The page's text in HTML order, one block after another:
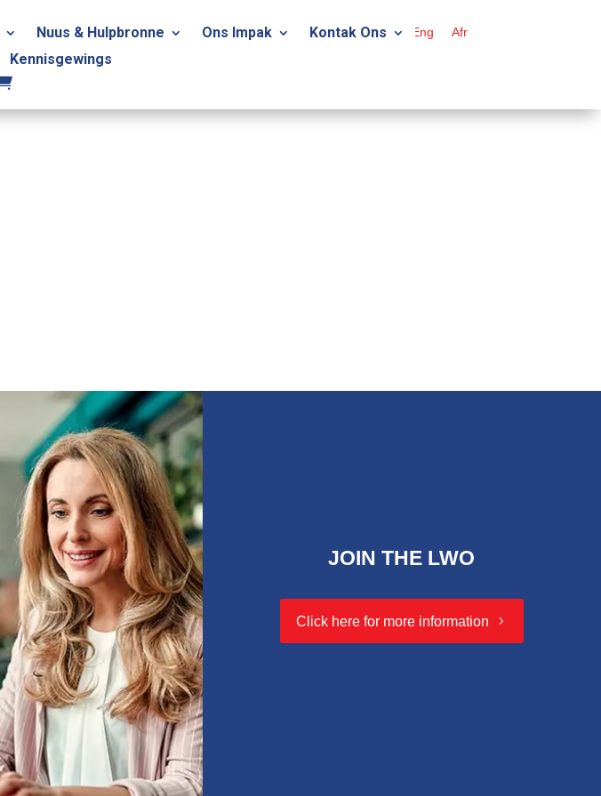
Nuus & Hulpbronne Ons Impak
Kontak Ons
Kennisgewings
Eng Afr
JOIN THE LWO
Click here for more information